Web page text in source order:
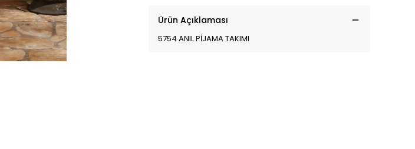
Ürün Açıklaması
5754 ANIL PİJAMA TAKIMI